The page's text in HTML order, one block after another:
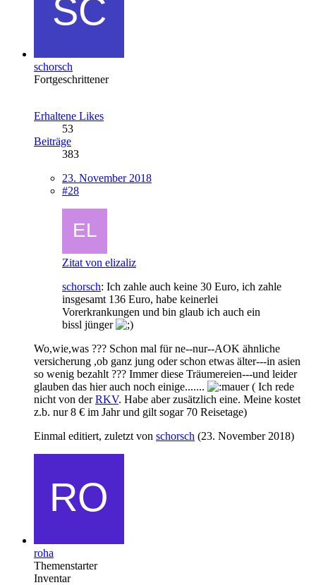
schorsch
Fortgeschrittener
Erhaltene Likes
53
Beiträge
383
23. November 2018
#28
Zitat von elizaliz
schorsch: Ich zahle auch keine 30 Euro, ich zahle
insgesamt 136 Euro, habe keinerlei
Vorerkrankungen und bin glaub ich auch ein
bissl jünger
Wo,wie,was ??? Schon mal für ne--nur--AOK ähnliche
versicherung ,ob ganz jung oder schon etwas älter---in asien
so wenig bezahlt ??? Immer diese Träumereien---und leider
glauben das hier auch noch einige.......
( Ich rede
nicht von derRKV. Habe aber zusätzlich eine. Meine kostet
z.b. nur 8 € im Jahr und gilt sogar 70 Reisetage)
Einmal editiert, zuletzt von schorsch (23. November 2018)
roha
Themenstarter
Inventar